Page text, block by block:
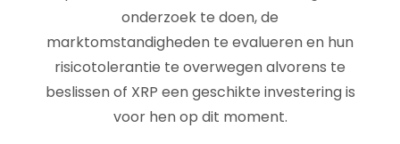
onderzoek te doen, de
marktomstandigheden te evalueren en hun
risicotolerantie te overwegen alvorens te
beslissen of XRP een geschikte investering is
voor hen op dit moment.